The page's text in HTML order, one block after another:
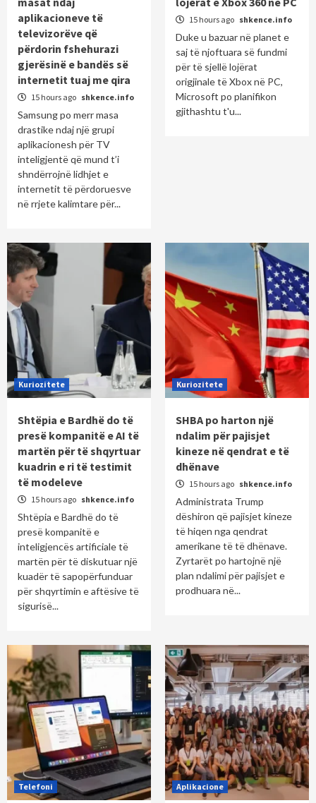
aplikacioneve të
televizorëve që
përdorin fshehurazi
gjerësinë e bandës së
internetit tuaj me qira
15 hours ago shkence.info
Samsung po merr masa
drastike ndaj një grupi
aplikacionesh për TV
inteligjentë që mund t’i
shndërrojnë lidhjet e
internetit të përdoruesve
në rrjete kalimtare për...
15 hours ago shkence.info
Duke u bazuar në planet e
saj të njoftuara së fundmi
për të sjellë lojërat
origjinale të Xbox në PC,
Microsoft po planifikon
gjithashtu t'u...
Kuriozitete
Shtëpia e Bardhë do të
presë kompanitë e AI të
martën për të shqyrtuar
kuadrin e ri të testimit
të modeleve
15 hours ago shkence.info
Shtëpia e Bardhë do të
presë kompanitë e
inteligjencës artificiale të
martën për të diskutuar një
kuadër të sapopërfunduar
për shqyrtimin e aftësive të
sigurisë...
Kuriozitete
SHBA po harton një
ndalim për pajisjet
kineze në qendrat e të
dhënave
15 hours ago shkence.info
Administrata Trump
dëshiron që pajisjet kineze
të hiqen nga qendrat
amerikane të të dhënave.
Zyrtarët po hartojnë një
plan ndalimi për pajisjet e
prodhuara në...
Telefoni Aplikacione